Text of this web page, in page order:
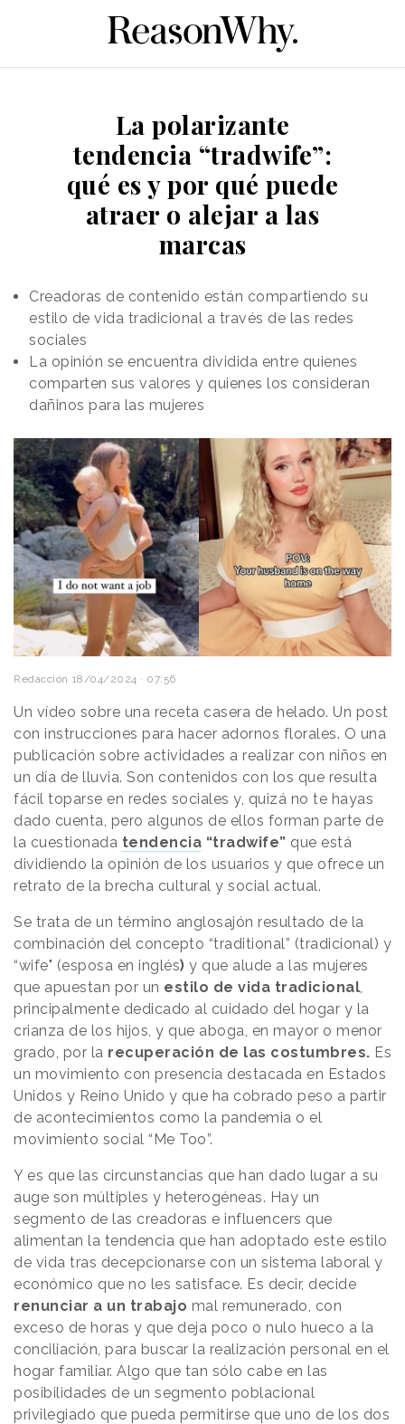
La polarizante
tendencia “tradwife”:
qué es y por qué puede
atraer o alejar a las
marcas
Creadoras de contenido están compartiendo su
estilo de vida tradicional a través de las redes
sociales
La opinión se encuentra dividida entre quienes
comparten sus valores y quienes los consideran
dañinos para las mujeres
Redacción 18/04/2024 · 07:56
Un vídeo sobre una receta casera de helado. Un post
con instrucciones para hacer adornos florales. O una
publicación sobre actividades a realizar con niños en
un día de lluvia. Son contenidos con los que resulta
fácil toparse en redes sociales y, quizá no te hayas
dado cuenta, pero algunos de ellos forman parte de
la cuestionada tendencia “tradwife” que está
dividiendo la opinión de los usuarios y que ofrece un
retrato de la brecha cultural y social actual.
Se trata de un término anglosajón resultado de la
combinación del concepto “traditional” (tradicional) y
“wife" (esposa en inglés) y que alude a las mujeres
que apuestan por un estilo de vida tradicional
principalmente dedicado al cuidado del hogar y la
crianza de los hijos, y que aboga, en mayor o menor
grado, por la recuperación de las costumbres. Es
un movimiento con presencia destacada en Estados
Unidos y Reino Unido y que ha cobrado peso a partir
de acontecimientos como la pandemia o el
movimiento social “Me Too”.
Y es que las circunstancias que han dado lugar a su
auge son múltiples y heterogéneas. Hay un
segmento de las creadoras e influencers que
alimentan la tendencia que han adoptado este estilo
de vida tras decepcionarse con un sistema laboral y
económico que no les satisface. Es decir, decide
renunciar a un trabajo mal remunerado, con
exceso de horas y que deja poco o nulo hueco a la
conciliación, para buscar la realización personal en el
hogar familiar. Algo que tan sólo cabe en las
posibilidades de un segmento poblacional
privilegiado que pueda permitirse que uno de los dos